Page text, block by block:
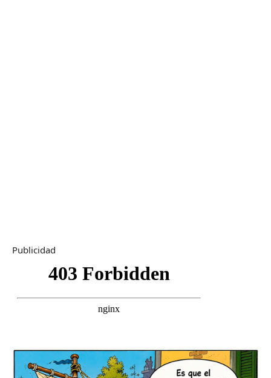
Publicidad